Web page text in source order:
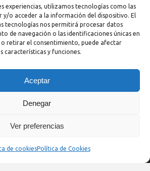
experiencias, utilizamos tecnologías como las
y/o acceder a la información del dispositivo. El
tecnologías nos permitirá procesar datos
de navegación o las identificaciones únicas en
retirar el consentimiento, puede afectar
características y funciones.
Aceptar
Denegar
Ver preferencias
de cookiesPolítica de Cookies
(España)
259 724